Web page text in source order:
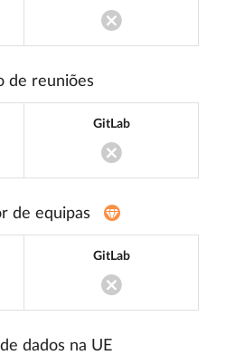
missing:
Translation
de reuniões
missing:
GitLab
Translation
de equipas
missing:
GitLab
Translation
dados na UE